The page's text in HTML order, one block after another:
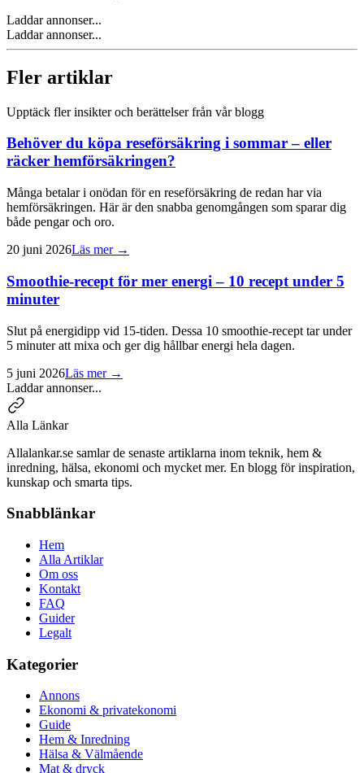
Laddar annonser...
Laddar annonser...
Fler artiklar
Upptäck fler insikter och berättelser från vår blogg
Behöver du köpa reseförsäkring i sommar – eller
räcker hemförsäkringen?
Många betalar i onödan för en reseförsäkring de redan har via
hemförsäkringen. Här är den snabba genomgången som sparar dig
både pengar och oro.
20 juni 2026Läs mer →
Smoothie-recept för mer energi – 10 recept under 5
minuter
Slut på energidipp vid 15-tiden. Dessa 10 smoothie-recept tar under
5 minuter att mixa och ger dig hållbar energi hela dagen.
5 juni 2026Läs mer →
Laddar annonser...
Alla Länkar
Allalankar.se samlar de senaste artiklarna inom teknik, hem &
inredning, hälsa, ekonomi och mycket mer. En blogg för inspiration,
kunskap och smarta tips.
Snabblänkar
Hem
Alla Artiklar
Om oss
Kontakt
FAQ
Guider
Legalt
Kategorier
Annons
Ekonomi & privatekonomi
Guide
Hem & Inredning
Hälsa & Välmående
Mat & dryck